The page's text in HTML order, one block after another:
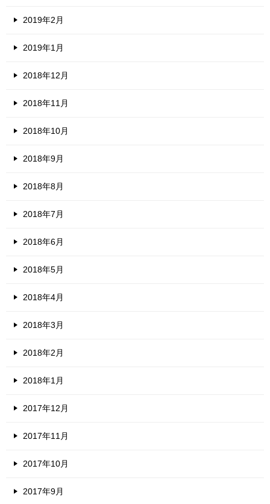
2019年2月
2019年1月
2018年12月
2018年11月
2018年10月
2018年9月
2018年8月
2018年7月
2018年6月
2018年5月
2018年4月
2018年3月
2018年2月
2018年1月
2017年12月
2017年11月
2017年10月
2017年9月